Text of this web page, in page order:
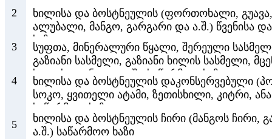
2
ხილისა და ბოსტნეულის (ფორთოხალი, გუავა,
ალუბალი, მანგო, გარგარი და ა.შ.) წვენისა
ხაზი
3
სუფთა, მინერალური წყალი, შერეული
გაზიანი სასმელი, გაზიანი ხილის სასმელი,
ხილის ღვინო და ა.შ.) საწარმოო ხაზი
4
ხილისა და ბოსტნეულის დაკონსერვებული
სოკო, ყვითელი ატამი, ზეთისხილი, კიტრი,
საწარმოო ხაზი
5
ხილისა და ბოსტნეულის ჩირი (მანგოს ჩირი,
ა.შ.) საწარმოო ხაზი